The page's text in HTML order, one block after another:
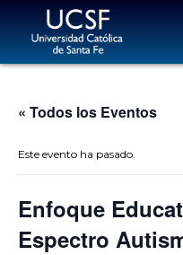
« Todos los Eventos
Este evento ha pasado.
Enfoque
Espectro